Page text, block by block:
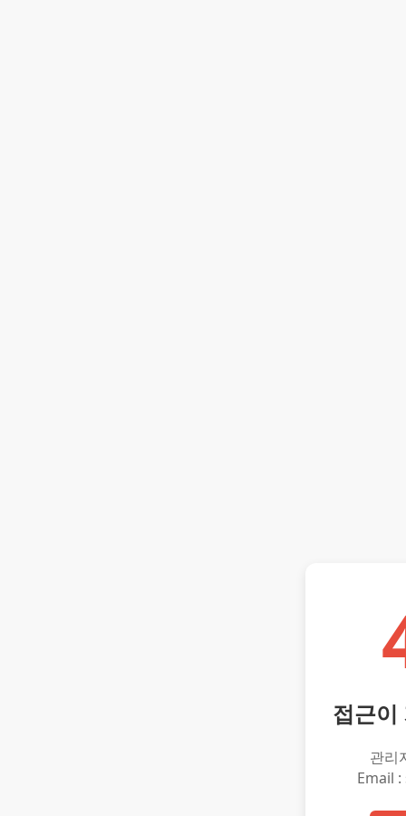
접근이
관리
Email